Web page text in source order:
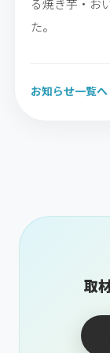
る焼き芋・お
た。
お知らせ一覧へ
取